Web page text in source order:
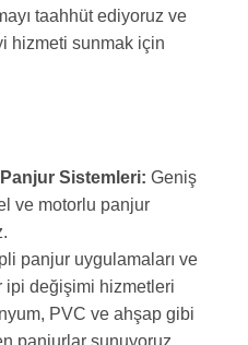
taahhüt ediyoruz ve
hizmeti sunmak için
Sistemleri: Geniş
ve motorlu panjur
panjur uygulamaları ve
ipi değişimi hizmetleri
PVC ve ahşap gibi
panjurlar sunuyoruz.